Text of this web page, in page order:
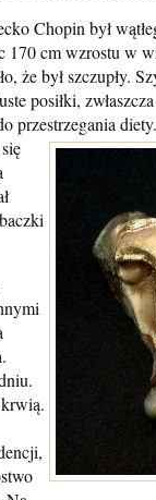
Chopin był
170 cm wzrostu w
że był szczupły.
posiłki,
przestrzegania diety.